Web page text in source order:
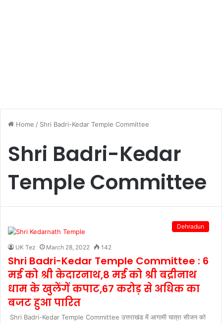
Home / Shri Badri-Kedar Temple Committee
Shri Badri-Kedar
Temple Committee
Dehradun
UK Tez March 28, 2022 142
Shri Badri-Kedar Temple Committee : 6
मई को श्री केदारनाथ,8 मई को श्री बद्रीनाथ
धाम के खुलेंगें कपाट,67 करोड़ से अधिक का
बजट हुआ पारित
Shri Badri-Kedar Temple Committee उत्तराखंड में आगामी यात्रा सीजन को